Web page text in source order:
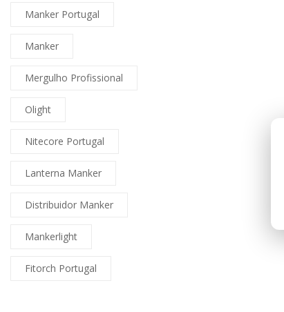
Manker Portugal
Manker
Mergulho Profissional
Olight
Nitecore Portugal
Lanterna Manker
Distribuidor Manker
Mankerlight
Fitorch Portugal